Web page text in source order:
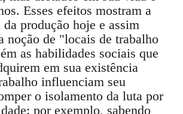
Esses efeitos mostram a
produção hoje e assim
noção de "locais de trabalho
as habilidades sociais que
em sua existência
influenciam seu
o isolamento da luta por
por exemplo, sabendo